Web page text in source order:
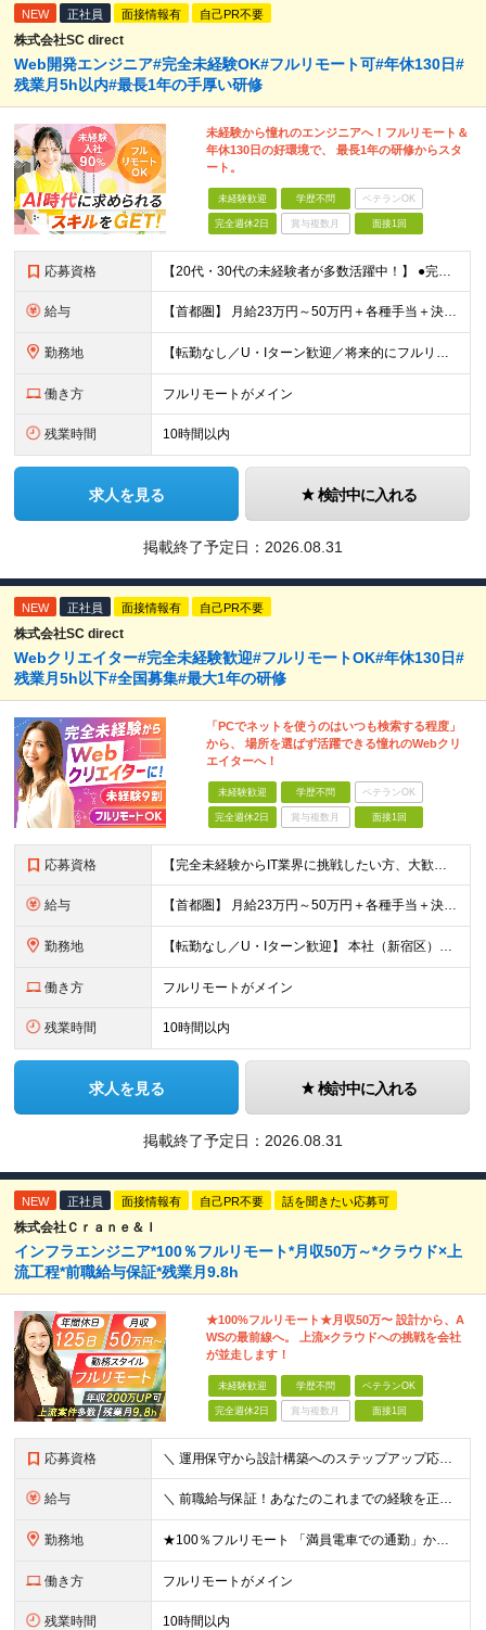
NEW 正社員 面接情報有 自己PR不要
株式会社SC direct
Web開発エンジニア#完全未経験OK#フルリモート可#年休130日#
残業月5h以内#最長1年の手厚い研修
未経験から憧れのエンジニアへ！フルリモート＆
年休130日の好環境で、 最長1年の研修からスタ
ート。
未経験歓迎 学歴不問 ベテランOK
完全週休2日 賞与複数月 面接1回
応募資格 【20代・30代の未経験者が多数活躍中！】 ●完全未経験、第二新卒、既卒、フリーターの方大歓迎！ ●学歴・職歴・転職回数・ブランク一切不問 ※34歳までの方（若年層の長期キャリア形成を図るため） ★
給与 【首都圏】 月給23万円～50万円＋各種手当＋決算賞与 【大阪】 月給22万円～50万円＋各種手当＋決算賞与 【愛知】 月給21.5万円～50万円＋各種手当＋決算賞与 【福岡・宮城】 月給20万
勤務地 【転勤なし／U・Iターン歓迎／将来的にフルリモートOK】 本社（新宿区）、大阪支店、名古屋支店または東京都・神奈川県・千葉県・埼玉県・愛知県・大阪府・福岡県をはじめ、全国のプロジェクト先 ※ご希望を
働き方 フルリモートがメイン
残業時間 10時間以内
求人を見る 検討中に入れる
掲載終了予定日： 2026.08.31
NEW 正社員 面接情報有 自己PR不要
株式会社SC direct
Webクリエイター#完全未経験歓迎#フルリモートOK#年休130日#
残業月5h以下#全国募集#最大1年の研修
「PCでネットを使うのはいつも検索する程度」
から、 場所を選ばず活躍できる憧れのWebクリ
エイターへ！
未経験歓迎 学歴不問 ベテランOK
完全週休2日 賞与複数月 面接1回
応募資格 【完全未経験からIT業界に挑戦したい方、大歓迎！】 ●応募年齢制限：34歳まで（若年層の長期キャリア形成を図るため） ★学歴不問・転職回数不問 ★第二新卒・社会人デビューOK 【こんな方を求めていま
給与 【首都圏】 月給23万円～50万円＋各種手当＋決算賞与 【大阪】 月給22万円～50万円＋各種手当＋決算賞与 【愛知】 月給21.5万円～50万円＋各種手当＋決算賞与 【福岡・宮城】 月給20万
勤務地 【転勤なし／U・Iターン歓迎】 本社（新宿区）、大阪支店、名古屋支店または東京都・神奈川県・千葉県・埼玉県・愛知県・大阪府・福岡県をはじめ、全国のプロジェクト先 ※ご希望を最大限考慮して配属先を決定
働き方 フルリモートがメイン
残業時間 10時間以内
求人を見る 検討中に入れる
掲載終了予定日： 2026.08.31
NEW 正社員 面接情報有 自己PR不要 話を聞きたい応募可
株式会社Ｃｒａｎｅ＆Ｉ
インフラエンジニア*100％フルリモート*月収50万～*クラウド×上
流工程*前職給与保証*残業月9.8h
★100%フルリモート★月収50万〜 設計から、A
WSの最前線へ。 上流×クラウドへの挑戦を会社
が並走します！
未経験歓迎 学歴不問 ベテランOK
完全週休2日 賞与複数月 面接1回
応募資格 ＼ 運用保守から設計構築へのステップアップ応援！ ／ ★学歴・分野不問（運用保守経験のみでも歓迎） ★「設計・構築に挑戦したい」「市場価値を高めたい」という意欲を重視！ ┗豊富な案件（SIer直下など
給与 ＼ 前職給与保証！あなたのこれまでの経験を正当評価 ／ ★月収50万円～スタート！【年俸600万～1,162万8,000円（12分割）】 ――「頑張りが給与に直結しない…」そんな不満とは無縁の環境で
勤務地 ★100％フルリモート 「満員電車での通勤」から卒業できます！ ★転勤なし 【本社】 東京都新宿区神楽坂1-2 研究社英語センタービル3階 本社またはプロジェクト先にて勤務いただきます！ ※プロジ
働き方 フルリモートがメイン
残業時間 10時間以内